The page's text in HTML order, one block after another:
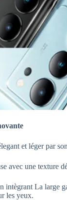
et léger par
avec une texture
La large
les yeux.